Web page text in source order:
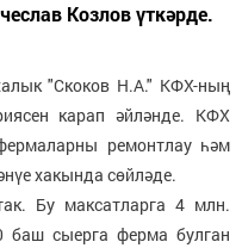
Козлов үткәрде.
"Скоков Н.А." КФХ-ның
карап әйләнде. КФХ
ремонтлау һәм
хакында сөйләде.
Бу максатларга 4 млн.
баш сыерга ферма булган